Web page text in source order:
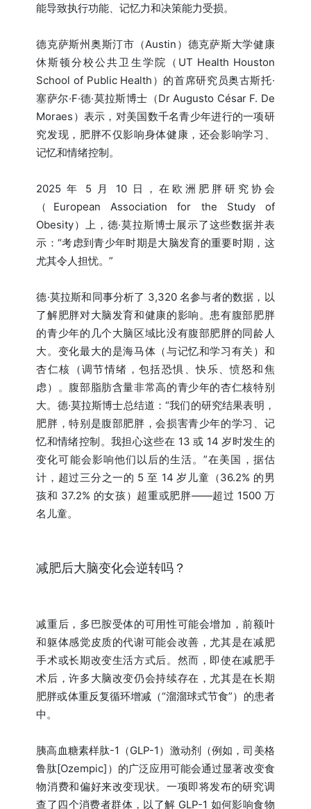
能导致执行功能、记忆力和决策能力受损。
德克萨斯州奥斯汀市（Austin）德克萨斯大学健康
休斯顿分校公共卫生学院（UT Health Houston
School of Public Health）的首席研究员奥古斯托·
塞萨尔·F·德·莫拉斯博士（Dr Augusto César F. De
Moraes）表示，对美国数千名青少年进行的一项研
究发现，肥胖不仅影响身体健康，还会影响学习、
记忆和情绪控制。
2025 年 5 月 10 日，在欧洲肥胖研究协会
（European Association for the Study of
Obesity）上，德·莫拉斯博士展示了这些数据并表
示：“考虑到青少年时期是大脑发育的重要时期，这
尤其令人担忧。”
德·莫拉斯和同事分析了 3,320 名参与者的数据，以
了解肥胖对大脑发育和健康的影响。患有腹部肥胖
的青少年的几个大脑区域比没有腹部肥胖的同龄人
大。变化最大的是海马体（与记忆和学习有关）和
杏仁核（调节情绪，包括恐惧、快乐、愤怒和焦
虑）。腹部脂肪含量非常高的青少年的杏仁核特别
大。德·莫拉斯博士总结道：“我们的研究结果表明，
肥胖，特别是腹部肥胖，会损害青少年的学习、记
忆和情绪控制。我担心这些在 13 或 14 岁时发生的
变化可能会影响他们以后的生活。”在美国，据估
计，超过三分之一的 5 至 14 岁儿童（36.2% 的男
孩和 37.2% 的女孩）超重或肥胖——超过 1500 万
名儿童。
减肥后大脑变化会逆转吗？
减重后，多巴胺受体的可用性可能会增加，前额叶
和躯体感觉皮质的代谢可能会改善，尤其是在减肥
手术或长期改变生活方式后。然而，即使在减肥手
术后，许多大脑改变仍会持续存在，尤其是在长期
肥胖或体重反复循环增减（“溜溜球式节食”）的患者
中。
胰高血糖素样肽-1（GLP-1）激动剂（例如，司美格
鲁肽[Ozempic]）的广泛应用可能会通过显著改变食
物消费和偏好来改变现状。一项即将发布的研究调
查了四个消费者群体，以了解 GLP-1 如何影响食物